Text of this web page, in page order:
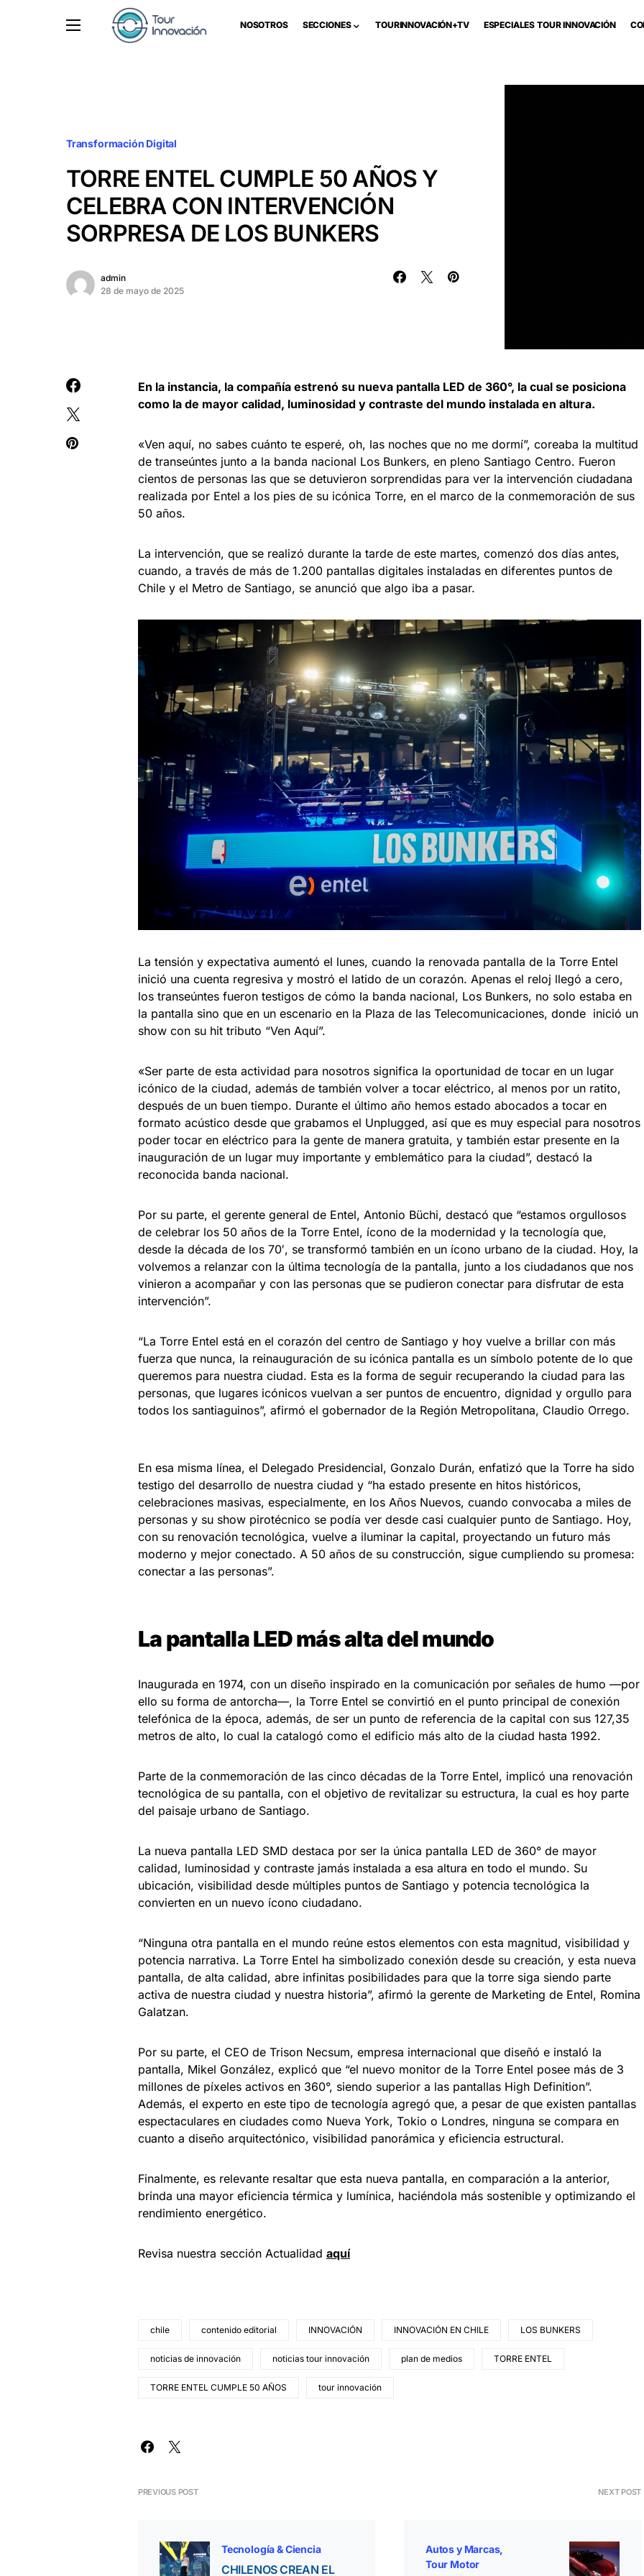
NOSOTROS SECCIONES TOURINNOVACIÓN+TV ESPECIALES TOUR INNOVACIÓN
Transformación Digital
TORRE ENTEL CUMPLE 50 AÑOS Y
CELEBRA CON INTERVENCIÓN
SORPRESA DE LOS BUNKERS
admin
28 de mayo de 2025
En la instancia, la compañía estrenó su nueva pantalla LED de 360°, la cual se posiciona
como la de mayor calidad, luminosidad y contraste del mundo instalada en altura.
«Ven aquí, no sabes cuánto te esperé, oh, las noches que no me dormí”, coreaba la multitud
de transeúntes junto a la banda nacional Los Bunkers, en pleno Santiago Centro. Fueron
cientos de personas las que se detuvieron sorprendidas para ver la intervención ciudadana
realizada por Entel a los pies de su icónica Torre, en el marco de la conmemoración de sus
50 años.
La intervención, que se realizó durante la tarde de este martes, comenzó dos días antes,
cuando, a través de más de 1.200 pantallas digitales instaladas en diferentes puntos de
Chile y el Metro de Santiago, se anunció que algo iba a pasar.
La tensión y expectativa aumentó el lunes, cuando la renovada pantalla de la Torre Entel
inició una cuenta regresiva y mostró el latido de un corazón. Apenas el reloj llegó a cero,
los transeúntes fueron testigos de cómo la banda nacional, Los Bunkers, no solo estaba en
la pantalla sino que en un escenario en la Plaza de las Telecomunicaciones, donde inició un
show con su hit tributo “Ven Aquí”.
«Ser parte de esta actividad para nosotros significa la oportunidad de tocar en un lugar
icónico de la ciudad, además de también volver a tocar eléctrico, al menos por un ratito,
después de un buen tiempo. Durante el último año hemos estado abocados a tocar en
formato acústico desde que grabamos el Unplugged, así que es muy especial para nosotros
poder tocar en eléctrico para la gente de manera gratuita, y también estar presente en la
inauguración de un lugar muy importante y emblemático para la ciudad”, destacó la
reconocida banda nacional.
Por su parte, el gerente general de Entel, Antonio Büchi, destacó que “estamos orgullosos
de celebrar los 50 años de la Torre Entel, ícono de la modernidad y la tecnología que,
desde la década de los 70′, se transformó también en un ícono urbano de la ciudad. Hoy, la
volvemos a relanzar con la última tecnología de la pantalla, junto a los ciudadanos que nos
vinieron a acompañar y con las personas que se pudieron conectar para disfrutar de esta
intervención”.
“La Torre Entel está en el corazón del centro de Santiago y hoy vuelve a brillar con más
fuerza que nunca, la reinauguración de su icónica pantalla es un símbolo potente de lo que
queremos para nuestra ciudad. Esta es la forma de seguir recuperando la ciudad para las
personas, que lugares icónicos vuelvan a ser puntos de encuentro, dignidad y orgullo para
todos los santiaguinos”, afirmó el gobernador de la Región Metropolitana, Claudio Orrego.
En esa misma línea, el Delegado Presidencial, Gonzalo Durán, enfatizó que la Torre ha sido
testigo del desarrollo de nuestra ciudad y “ha estado presente en hitos históricos,
celebraciones masivas, especialmente, en los Años Nuevos, cuando convocaba a miles de
personas y su show pirotécnico se podía ver desde casi cualquier punto de Santiago. Hoy,
con su renovación tecnológica, vuelve a iluminar la capital, proyectando un futuro más
moderno y mejor conectado. A 50 años de su construcción, sigue cumpliendo su promesa:
conectar a las personas”.
La pantalla LED más alta del mundo
Inaugurada en 1974, con un diseño inspirado en la comunicación por señales de humo —por
ello su forma de antorcha—, la Torre Entel se convirtió en el punto principal de conexión
telefónica de la época, además, de ser un punto de referencia de la capital con sus 127,35
metros de alto, lo cual la catalogó como el edificio más alto de la ciudad hasta 1992.
Parte de la conmemoración de las cinco décadas de la Torre Entel, implicó una renovación
tecnológica de su pantalla, con el objetivo de revitalizar su estructura, la cual es hoy parte
del paisaje urbano de Santiago.
La nueva pantalla LED SMD destaca por ser la única pantalla LED de 360° de mayor
calidad, luminosidad y contraste jamás instalada a esa altura en todo el mundo. Su
ubicación, visibilidad desde múltiples puntos de Santiago y potencia tecnológica la
convierten en un nuevo ícono ciudadano.
“Ninguna otra pantalla en el mundo reúne estos elementos con esta magnitud, visibilidad y
potencia narrativa. La Torre Entel ha simbolizado conexión desde su creación, y esta nueva
pantalla, de alta calidad, abre infinitas posibilidades para que la torre siga siendo parte
activa de nuestra ciudad y nuestra historia”, afirmó la gerente de Marketing de Entel, Romina
Galatzan.
Por su parte, el CEO de Trison Necsum, empresa internacional que diseñó e instaló la
pantalla, Mikel González, explicó que “el nuevo monitor de la Torre Entel posee más de 3
millones de píxeles activos en 360°, siendo superior a las pantallas High Definition”.
Además, el experto en este tipo de tecnología agregó que, a pesar de que existen pantallas
espectaculares en ciudades como Nueva York, Tokio o Londres, ninguna se compara en
cuanto a diseño arquitectónico, visibilidad panorámica y eficiencia estructural.
Finalmente, es relevante resaltar que esta nueva pantalla, en comparación a la anterior,
brinda una mayor eficiencia térmica y lumínica, haciéndola más sostenible y optimizando el
rendimiento energético.
Revisa nuestra sección Actualidad aquí
chile contenido editorial INNOVACIÓN INNOVACIÓN EN CHILE LOS BUNKERS
noticias de innovación noticias tour innovación plan de medios TORRE ENTEL
TORRE ENTEL CUMPLE 50 AÑOS tour innovación
PREVIOUS POST
Tecnología & Ciencia
CHILENOS CREAN EL
NEXT POST
Autos y Marcas
Tour Motor